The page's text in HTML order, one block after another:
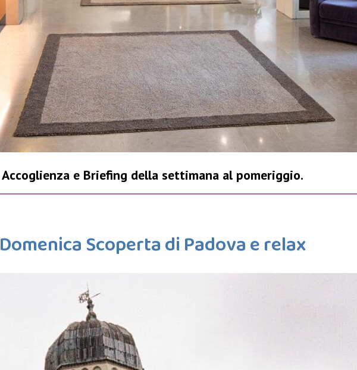
Accoglienza e Briefing della settimana al pomeriggio.
DomenicaScoperta di Padova e relax